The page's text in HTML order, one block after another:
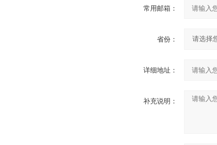
常用邮箱：
省份：
详细地址：
补充说明：